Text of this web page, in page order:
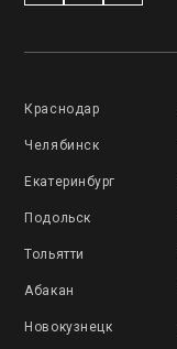
Краснодар
Челябинск
Екатеринбург
Подольск
Тольятти
Абакан
Новокузнецк